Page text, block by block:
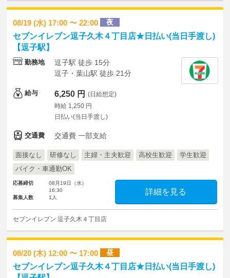
08/19 (水) 17:00 〜 22:00 夜
セブンイレブン逗子久木４丁目店★日払い(当日手渡し)
【逗子駅】
勤務地
逗子駅 徒歩 15分
逗子・葉山駅 徒歩 21分
給与 6,250 円 (日給想定)
時給 1,250 円
日払い(当日手渡し)
交通費 交通費 一部支給
面接なし 研修なし 主婦・主夫歓迎 高校生歓迎
学生歓迎
バイク・車通勤OK
応募締切
08月19日（水）
16:30
募集人数
1人
詳細を見る
セブンイレブン 逗子久木４丁目店
08/20 (木) 12:00 〜 17:00 昼
セブンイレブン逗子久木４丁目店★日払い(当日手渡し)